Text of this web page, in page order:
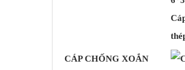
CÁP CHỐNG XOẮN